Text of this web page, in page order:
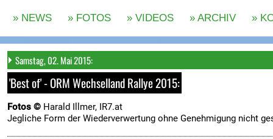
Samstag, 02. Mai 2015:
'Best of' - ORM Wechselland Rallye 2015:
Fotos © Harald Illmer, IR7.at
Jegliche Form der Wiederverwertung ohne Genehmigung nicht